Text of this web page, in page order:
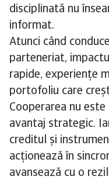
disciplinată nu
informat.
Atunci când
parteneriat,
rapide, experiențe
portofoliu care
Cooperarea nu
avantaj strategic.
creditul și
acționează în
avansează cu o